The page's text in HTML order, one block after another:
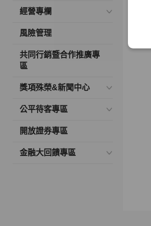
經營專欄
風險管理
共同行銷暨合作推廣專
區
獎項殊榮&新聞中心
公平待客專區
開放證券專區
金融大回饋專區